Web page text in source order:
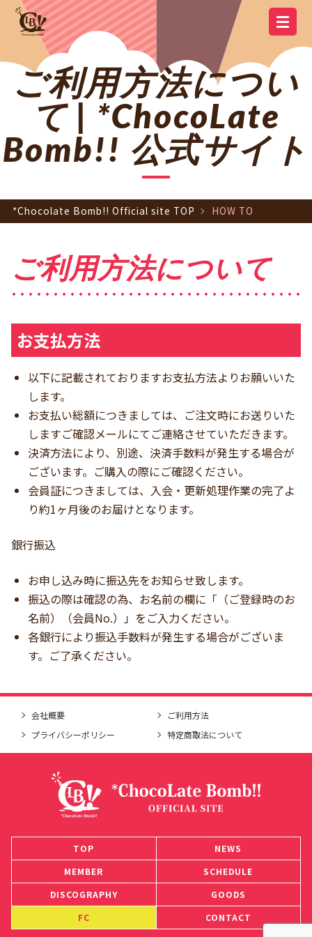
OFFICIAL SITE TOP
NEWS MEMBER
SCHEDULE DISCOGRAPHY
GOODS
Q&A CONTACT
YOUTUBE
CHANNEL
OFFICIAL LINE
OFFICIAL
TWITTER
ご利用方法につい
て | *ChocoLate
Bomb!! 公式サイト
*Chocolate Bomb!! Official site TOP HOW TO
ご利用方法について
お支払方法
以下に記載されておりますお支払方法よりお願いいた
します。
お支払い総額につきましては、ご注文時にお送りいた
しますご確認メールにてご連絡させていただきます。
決済方法により、別途、決済手数料が発生する場合が
ございます。ご購入の際にご確認ください。
会員証につきましては、入会・更新処理作業の完了よ
り約1ヶ月後のお届けとなります。
銀行振込
お申し込み時に振込先をお知らせ致します。
振込の際は確認の為、お名前の欄に「（ご登録時のお
名前）（会員No.）」をご入力ください。
各銀行により振込手数料が発生する場合がございま
す。ご了承ください。
会社概要
ご利用方法
プライバシーポリシー
特定商取法について
TOP
NEWS
MEMBER
SCHEDULE
DISCOGRAPHY
GOODS
FC
CONTACT